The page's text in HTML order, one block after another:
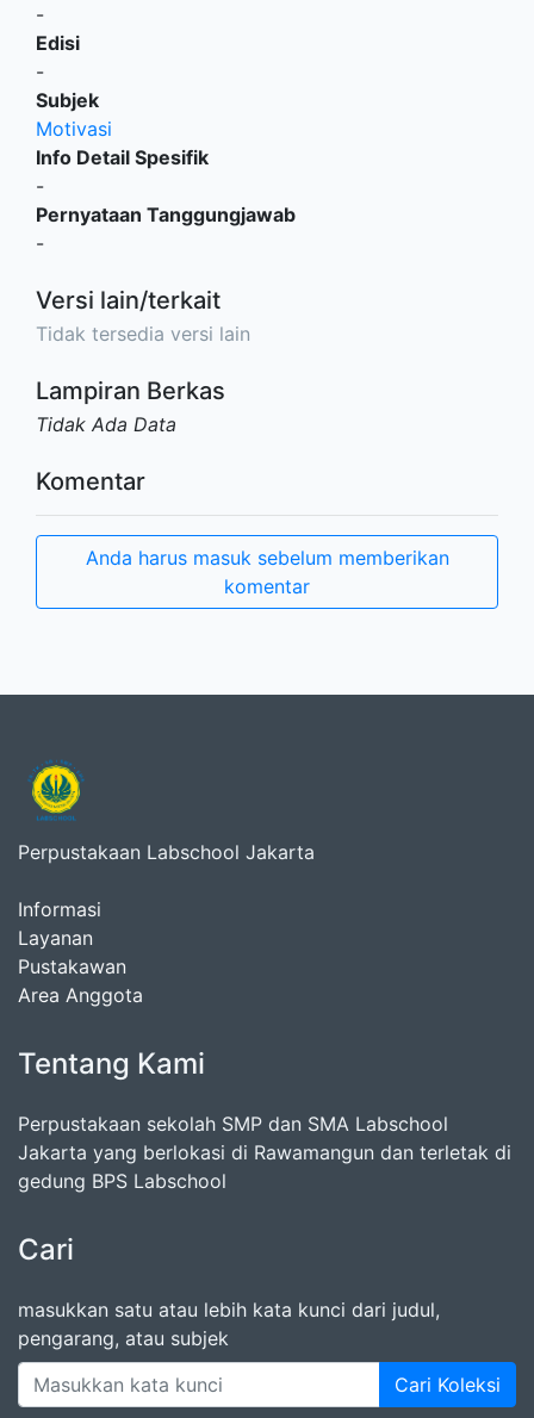
-
Edisi
-
Subjek
Motivasi
Info Detail Spesifik
-
Pernyataan Tanggungjawab
-
Versi lain/terkait
Tidak tersedia versi lain
Lampiran Berkas
Tidak Ada Data
Komentar
Anda harus masuk sebelum memberikan
komentar
Perpustakaan Labschool Jakarta
Informasi
Layanan
Pustakawan
Area Anggota
Tentang Kami
Perpustakaan sekolah SMP dan SMA Labschool
Jakarta yang berlokasi di Rawamangun dan terletak di
gedung BPS Labschool
Cari
masukkan satu atau lebih kata kunci dari judul,
pengarang, atau subjek
Cari Koleksi